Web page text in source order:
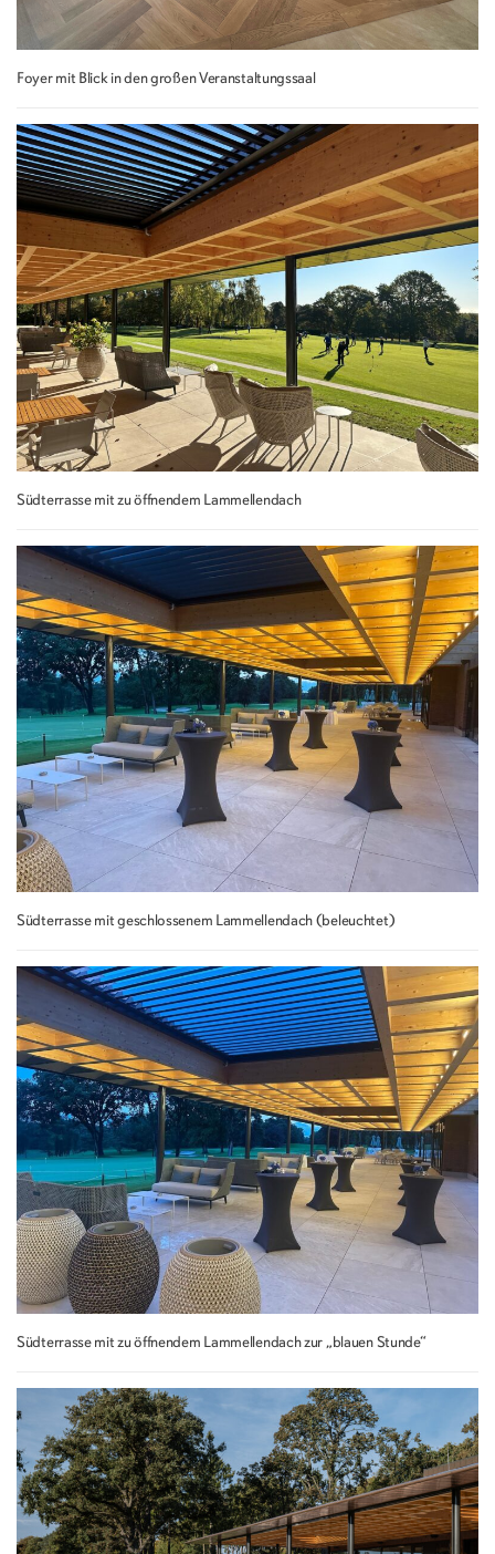
Foyer mit Blick in den großen Veranstaltungssaal
Südterrasse mit zu öffnendem Lammellendach
Südterrasse mit geschlossenem Lammellendach (beleuchtet)
Südterrasse mit zu öffnendem Lammellendach zur „blauen Stunde“